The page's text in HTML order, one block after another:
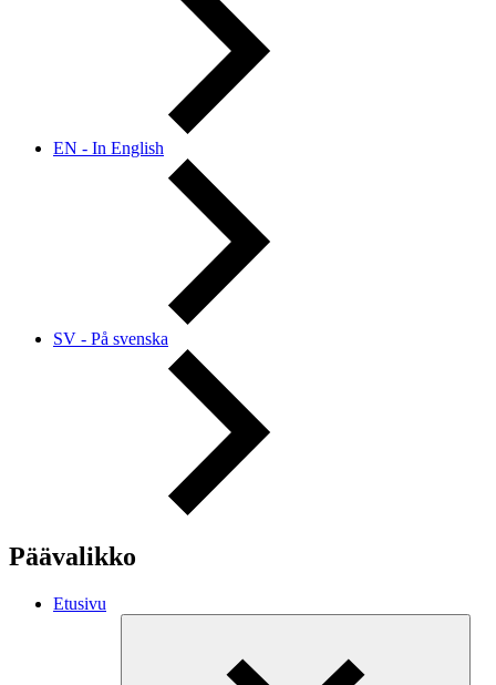
EN - In English
SV - På svenska
Päävalikko
Etusivu